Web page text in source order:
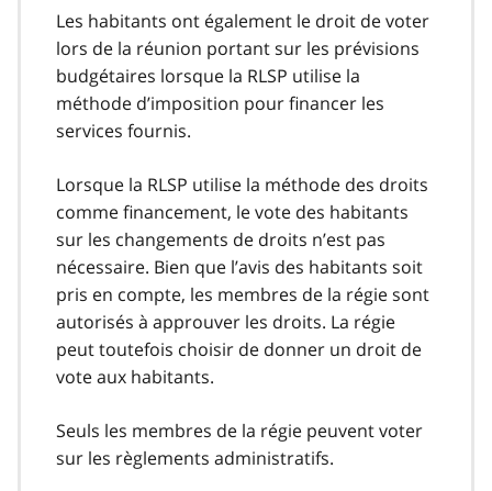
Les habitants ont également le droit de voter
lors de la réunion portant sur les prévisions
budgétaires lorsque la RLSP utilise la
méthode d’imposition pour financer les
services fournis.
Lorsque la RLSP utilise la méthode des droits
comme financement, le vote des habitants
sur les changements de droits n’est pas
nécessaire. Bien que l’avis des habitants soit
pris en compte, les membres de la régie sont
autorisés à approuver les droits. La régie
peut toutefois choisir de donner un droit de
vote aux habitants.
Seuls les membres de la régie peuvent voter
sur les règlements administratifs.